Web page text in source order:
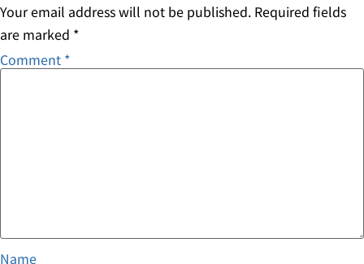
Your email address will not be published. Required fields
are marked *
Comment *
Name